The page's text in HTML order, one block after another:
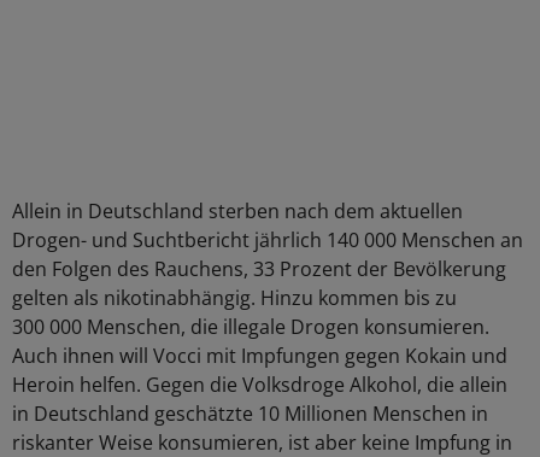
Allein in Deutschland sterben nach dem aktuellen
Drogen- und Suchtbericht jährlich 140 000 Menschen an
den Folgen des Rauchens, 33 Prozent der Bevölkerung
gelten als nikotinabhängig. Hinzu kommen bis zu
300 000 Menschen, die illegale Drogen konsumieren.
Auch ihnen will Vocci mit Impfungen gegen Kokain und
Heroin helfen. Gegen die Volksdroge Alkohol, die allein
in Deutschland geschätzte 10 Millionen Menschen in
riskanter Weise konsumieren, ist aber keine Impfung in